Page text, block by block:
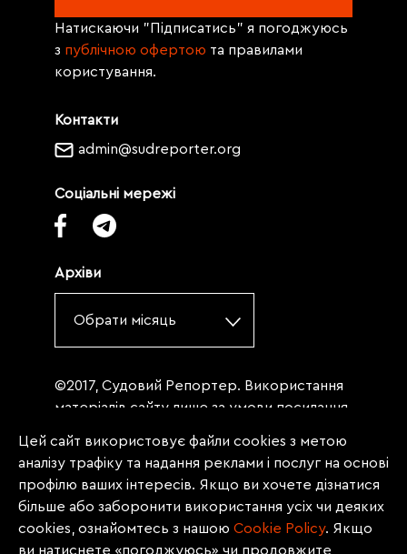
Контакти
admin@sudreporter.org
Соціальні мережі
Архіви
Обрати місяць
Натискаючи "Підписатись" я погоджуюсь
з публічною офертою та правилами
користування.
©2017, Судовий Репортер. Використання
матеріалів сайту лише за умови посилання
«Судовий репортер» не нижче третього
абзацу. Матеріали, щодо яких міститься
заборона на повну републікацію
(передрук, копіювання, відтворення або
інше використання), заборонено
Цей сайт використовує файли cookies з метою
аналізу трафіку та надання реклами і послуг на основі
профілю ваших інтересів. Якщо ви хочете дізнатися
більше або заборонити використання усіх чи деяких
cookies, ознайомтесь з нашою Сookie Policy. Якщо
ви натиснете «погоджуюсь» чи продовжите